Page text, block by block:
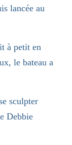
lancée au
à petit en
le bateau a
sculpter
Debbie